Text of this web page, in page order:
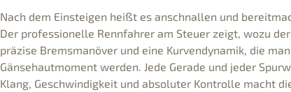
Nach dem Einsteigen heißt es anschnallen und
Der professionelle Rennfahrer am Steuer zeigt, wozu
präzise Bremsmanöver und eine Kurvendynamik, die
Gänsehautmoment werden. Jede Gerade und jeder
Klang, Geschwindigkeit und absoluter Kontrolle macht